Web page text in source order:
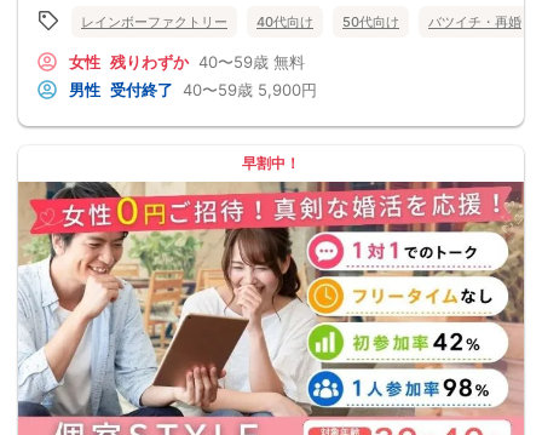
レインボーファクトリー 40代向け 50代向け バツイチ・再婚
女性 残りわずか 40〜59歳 無料
男性 受付終了 40〜59歳 5,900円
早割中！